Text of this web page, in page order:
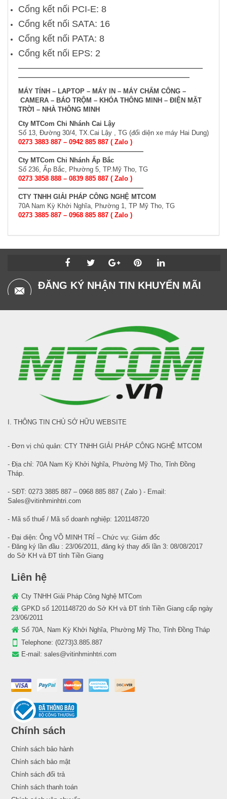
Cổng kết nối PCI-E: 8
Cổng kết nối SATA: 16
Cổng kết nối PATA: 8
Cổng kết nối EPS: 2
————————————————————————————
——————————————————————————
MÁY TÍNH – LAPTOP – MÁY IN – MÁY CHẤM CÔNG –
CAMERA – BÁO TRỘM – KHÓA THÔNG MINH – ĐIỆN MẶT
TRỜI – NHÀ THÔNG MINH
Cty MTCom Chi Nhánh Cai Lậy
Số 13, Đường 30/4, TX.Cai Lậy , TG (đối diện xe máy Hai Dung)
0273 3883 887 – 0942 885 887 ( Zalo )
———————————————————
Cty MTCom Chi Nhánh Ấp Bắc
Số 236, Ấp Bắc, Phường 5, TP.Mỹ Tho, TG
0273 3858 888 – 0839 885 887 ( Zalo )
———————————————————
CTY TNHH GIẢI PHÁP CÔNG NGHỆ MTCOM
70A Nam Kỳ Khởi Nghĩa, Phường 1, TP Mỹ Tho, TG
0273 3885 887 – 0968 885 887 ( Zalo )
ĐĂNG KÝ NHẬN TIN KHUYẾN MÃI
I. THÔNG TIN CHỦ SỞ HỮU WEBSITE
- Đơn vị chủ quản: CTY TNHH GIẢI PHÁP CÔNG NGHỆ MTCOM
- Địa chỉ: 70A Nam Kỳ Khởi Nghĩa, Phường Mỹ Tho, Tỉnh Đồng
Tháp.
- SĐT: 0273 3885 887 – 0968 885 887 ( Zalo ) - Email:
Sales@vitinhminhtri.com
- Mã số thuế / Mã số doanh nghiệp: 1201148720
- Đại diện: Ông VÕ MINH TRÍ – Chức vụ: Giám đốc
- Đăng ký lần đầu : 23/06/2011, đăng ký thay đổi lần 3: 08/08/2017
do Sở KH và ĐT tỉnh Tiền Giang
Liên hệ
Cty TNHH Giải Pháp Công Nghệ MTCom
GPKD số 1201148720 do Sở KH và ĐT tỉnh Tiền Giang cấp ngày
23/06/2011
Số 70A, Nam Kỳ Khởi Nghĩa, Phường Mỹ Tho, Tỉnh Đồng Tháp
Telephone: (0273)3.885.887
E-mail: sales@vitinhminhtri.com
Chính sách
Chính sách bảo hành
Chính sách bảo mật
Chính sách đổi trả
Chính sách thanh toán